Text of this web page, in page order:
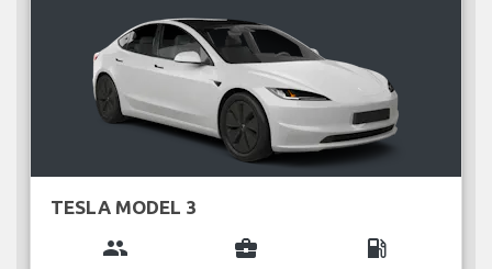
TESLA MODEL 3
group business_center local_gas_station